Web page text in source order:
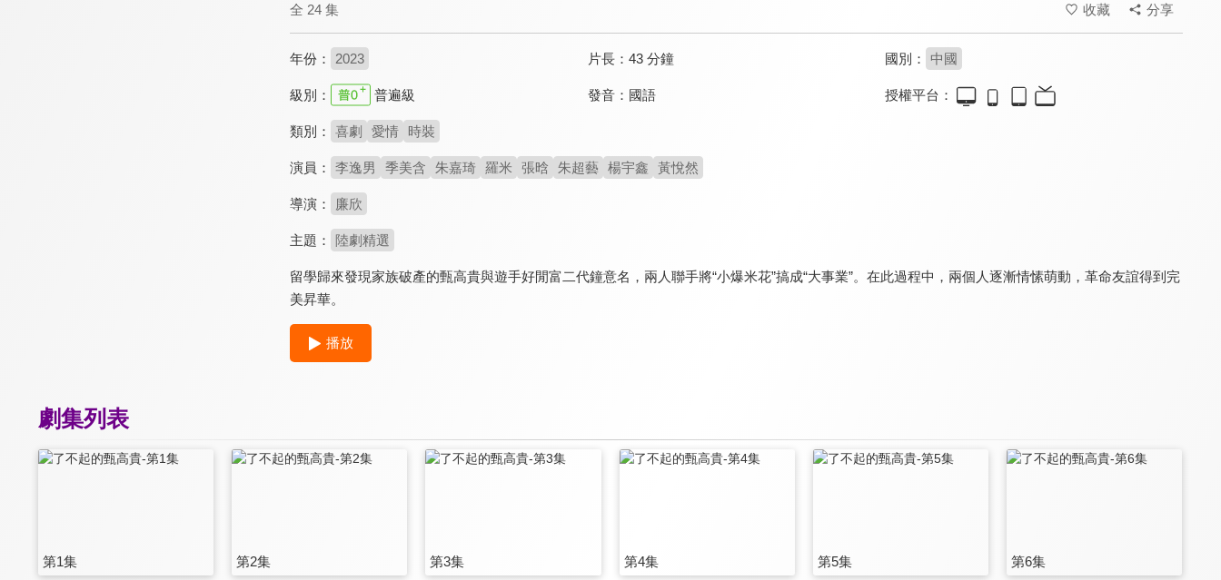
全 24 集 收藏 分享
年份： 2023 片長： 43 分鐘 國別： 中國
級別： 普遍級 發音： 國語 授權平台：
類別： 喜劇 愛情 時裝
演員： 李逸男 季美含 朱嘉琦 羅米 張晗 朱超藝 楊宇鑫 黃悅然
導演： 廉欣
主題： 陸劇精選
留學歸來發現家族破產的甄高貴與遊手好閒富二代鐘意名，兩人聯手將“小爆米花”搞成“大事業”。在此過程中，兩個人逐漸情愫萌動，革命友誼得到完
美昇華。
播放
劇集列表
第1集 第2集 第3集 第4集 第5集 第6集